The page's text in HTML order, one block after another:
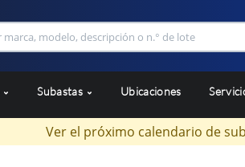
Subastas Ubicaciones
Ver el próximo calendario de